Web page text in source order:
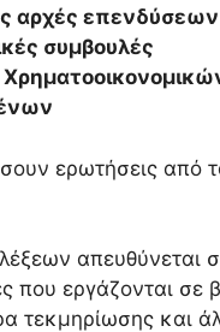
αρχές επενδύσεων
συμβουλές
ερωτήσεις από
απευθύνεται
που εργάζονται σε
τεκμηρίωσης και